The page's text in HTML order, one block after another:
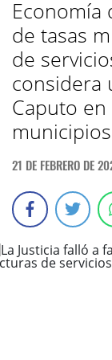
Economía
de tasas
de
considera
Caputo
21 DE FEBRERO DE